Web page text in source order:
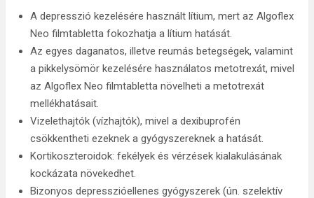
A depresszió kezelésére használt lítium, mert az Algoflex
Neo filmtabletta fokozhatja a lítium hatását.
Az egyes daganatos, illetve reumás betegségek, valamint
a pikkelysömör kezelésére használatos metotrexát, mivel
az Algoflex Neo filmtabletta növelheti a metotrexát
mellékhatásait.
Vizelethajtók (vízhajtók), mivel a dexibuprofén
csökkentheti ezeknek a gyógyszereknek a hatását.
Kortikoszteroidok: fekélyek és vérzések kialakulásának
kockázata növekedhet.
Bizonyos depresszióellenes gyógyszerek (ún. szelektív